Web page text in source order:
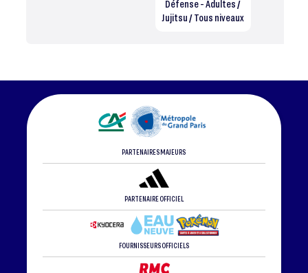
Défense - Adultes /
Jujitsu / Tous niveaux
PARTENAIRES MAJEURS
PARTENAIRE OFFICIEL
FOURNISSEURS OFFICIELS